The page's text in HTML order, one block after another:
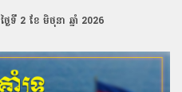
ថ្ងៃទី 2 ខែ មិថុនា ឆ្នាំ 2026